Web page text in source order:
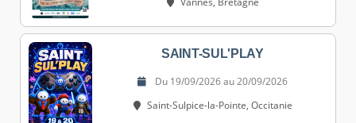
SAINT-SUL'PLAY
Du 19/09/2026 au 20/09/2026
Saint-Sulpice-la-Pointe, Occitanie